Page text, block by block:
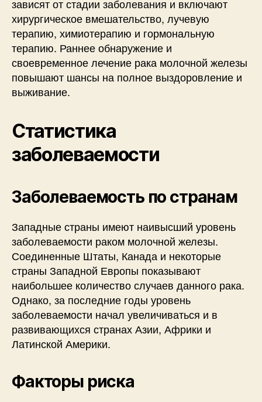
зависят от стадии заболевания и включают
хирургическое вмешательство, лучевую
терапию, химиотерапию и гормональную
терапию. Раннее обнаружение и
своевременное лечение рака молочной железы
повышают шансы на полное выздоровление и
выживание.
Статистика
заболеваемости
Заболеваемость по странам
Западные страны имеют наивысший уровень
заболеваемости раком молочной железы.
Соединенные Штаты, Канада и некоторые
страны Западной Европы показывают
наибольшее количество случаев данного рака.
Однако, за последние годы уровень
заболеваемости начал увеличиваться и в
развивающихся странах Азии, Африки и
Латинской Америки.
Факторы риска